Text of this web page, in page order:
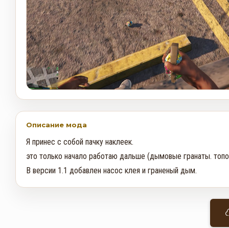
Описание мода
Я принес с собой пачку наклеек.
это только начало работаю дальше (дымовые гранаты.
В версии 1.1 добавлен насос клея и граненый дым.